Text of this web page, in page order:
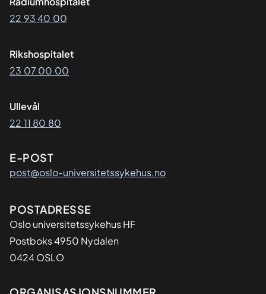
22 93 40 00
Rikshospitalet
23 07 00 00
Ullevål
22 11 80 80
E-POST
post@oslo-universitetssykehus.no
Adresse
POSTADRESSE
Oslo universitetssykehus HF
Postboks 4950 Nydalen
0424 OSLO